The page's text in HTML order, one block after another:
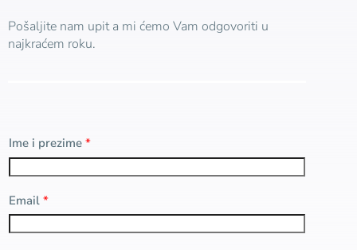
Pošaljite nam upit a mi ćemo Vam odgovoriti u
najkraćem roku.
Ime i prezime *
Email *